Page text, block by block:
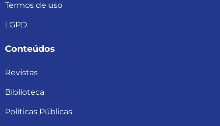
Termos de uso
LGPD
Conteúdos
Revistas
Biblioteca
Políticas Públicas